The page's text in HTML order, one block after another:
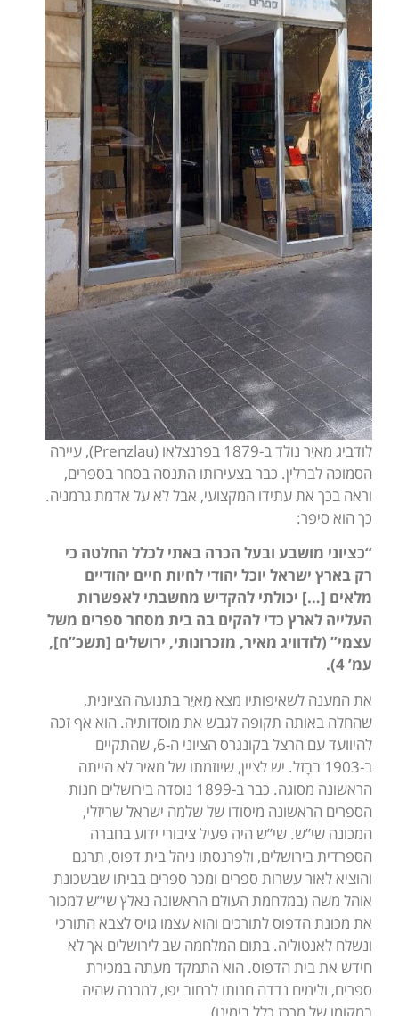
לודביג מאיֵר נולד ב-1879 בפרנצלאו (Prenzlau), עיירה
הסמוכה לברלין. כבר בצעירותו התנסה בסחר בספרים,
וראה בכך את עתידו המקצועי, אבל לא על אדמת גרמניה.
כך הוא סיפר:
“כציוני מושבע ובעל הכרה באתי לכלל החלטה כי
רק בארץ ישראל יוכל יהודי לחיות חיים יהודיים
מלאים […] יכולתי להקדיש מחשבתי לאפשרות
העלייה לארץ כדי להקים בה בית מסחר ספרים משל
עצמי” (לודוויג מאיר, מזכרונותי, ירושלים [תשכ”ח],
עמ’ 4).
את המענה לשאיפותיו מצא מַאיֵר בתנועה הציונית,
שהחלה באותה תקופה לגבש את מוסדותיה. הוא אף זכה
להיוועד עם הרצל בקונגרס הציוני ה-6, שהתקיים
ב-1903 בבָזל. יש לציין, שיוזמתו של מאיר לא הייתה
הראשונה מסוגה. כבר ב-1899 נוסדה בירושלים חנות
הספרים הראשונה מיסודו של שלמה ישראל שריזלי,
המכונה שי”ש. שי”ש היה פעיל ציבורי ידוע בחברה
הספרדית בירושלים, ולפרנסתו ניהל בית דפוס, תרגם
והוציא לאור עשרות ספרים ומכר ספרים בביתו שבשכונת
אוהל משה (במלחמת העולם הראשונה נאלץ שי”ש למכור
את מכונת הדפוס לתורכים והוא עצמו גויס לצבא התורכי
ונשלח לאנטוליה. בתום המלחמה שב לירושלים אך לא
חידש את בית הדפוס. הוא התמקד מעתה במכירת
ספרים, ולימים נדדה חנותו לרחוב יפו, למבנה שהיה
במקומו של מרכז כלל בימינו).